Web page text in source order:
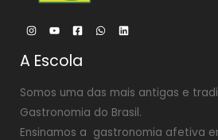
A Escola
Somos uma das mais antigas e
Gastronomia do Brasil.
Ensinamos a gastronomia afetiva